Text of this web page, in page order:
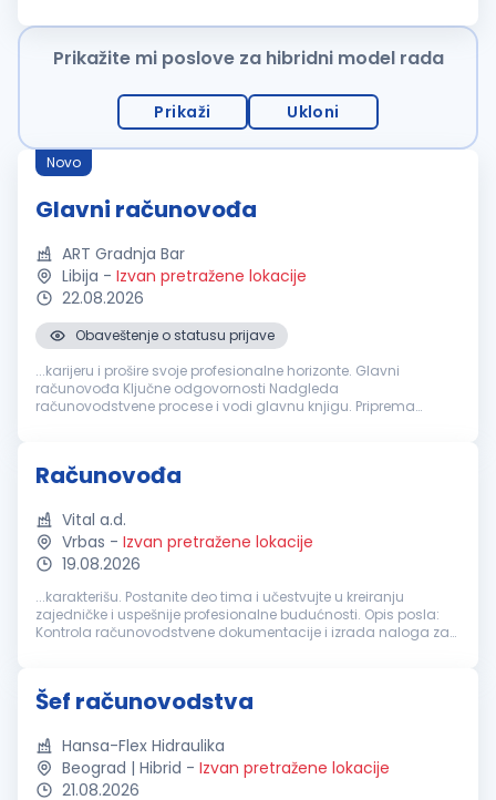
potraživanja Driver...
Prikažite mi poslove za hibridni model rada
Prikaži Ukloni
Novo
Glavni računovođa
ART Gradnja Bar
Libija - Izvan pretražene lokacije
22.08.2026
Obaveštenje o statusu prijave
...karijeru i prošire svoje profesionalne horizonte. Glavni
računovođa Ključne odgovornosti Nadgleda
računovodstvene procese i vodi glavnu knjigu. Priprema
Računovođa
Vital a.d.
Vrbas - Izvan pretražene lokacije
19.08.2026
...karakterišu. Postanite deo tima i učestvujte u kreiranju
zajedničke i uspešnije profesionalne budućnosti. Opis posla:
Kontrola računovodstvene dokumentacije i izrada naloga za
Šef računovodstva
Hansa-Flex Hidraulika
Beograd | Hibrid - Izvan pretražene lokacije
21.08.2026